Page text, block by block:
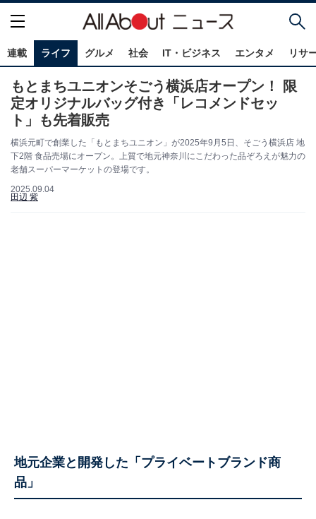
連載 ライフ グルメ 社会 IT・ビジネス エンタメ リサ
もとまちユニオンそごう横浜店オープン！ 限
定オリジナルバッグ付き「レコメンドセッ
ト」も先着販売
横浜元町で創業した「もとまちユニオン」が2025年9月5日、そごう横浜店 地
下2階 食品売場にオープン。上質で地元神奈川にこだわった品ぞろえが魅力の
老舗スーパーマーケットの登場です。
2025.09.04
田辺 紫
地元企業と開発した「プライベートブランド商
品」